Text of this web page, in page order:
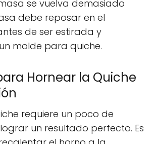
se vuelva demasiado
debe reposar en el
de ser estirada y
molde para quiche.
Hornear la Quiche
requiere un poco de
un resultado perfecto. Es